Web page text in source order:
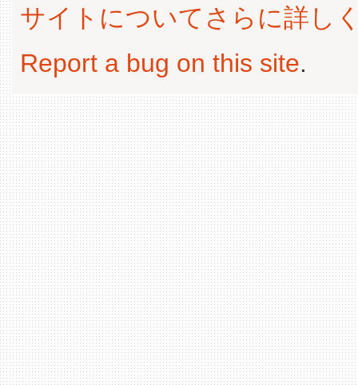
サイトについてさらに詳し
Report a bug on this site.